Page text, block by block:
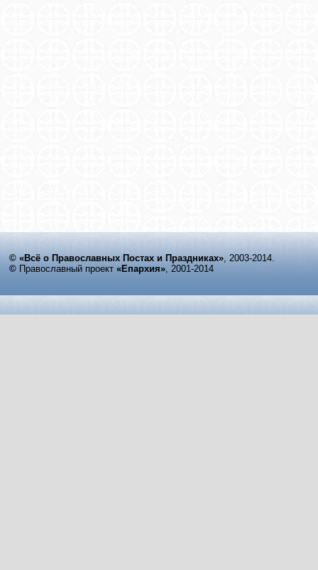
© «Всё о Православных Постах и Праздниках», 2003-2014.
© Православный проект «Епархия», 2001-2014